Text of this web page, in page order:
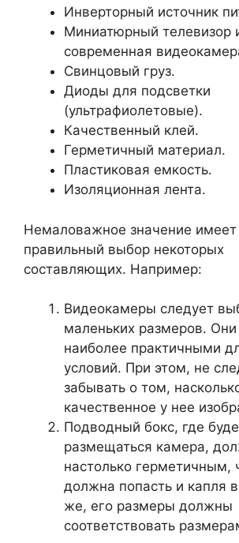
Инверторный источник
Миниатюрный телевизор
современная
Свинцовый груз.
Диоды для подсветки
(ультрафиолетовые).
Качественный клей.
Герметичный материал.
Пластиковая емкость.
Изоляционная лента.
Немаловажное значение имеет
правильный выбор некоторых
составляющих. Например:
Видеокамеры следует
маленьких размеров.
наиболее практичными
условий. При этом, не
забывать о том,
качественное у нее
Подводный бокс, где
размещаться камера,
настолько герметичным,
должна попасть и капля
же, его размеры должны
соответствовать